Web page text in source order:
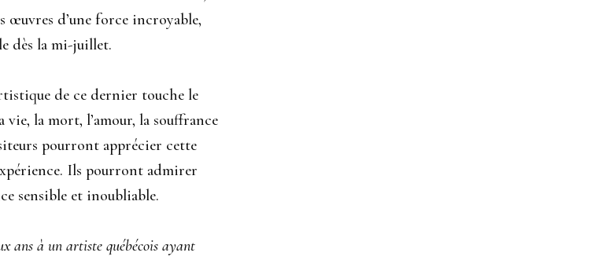
œuvres d’une force incroyable,
dès la mi-juillet.
de ce dernier touche le
vie, la mort, l’amour, la souffrance
pourront apprécier cette
Ils pourront admirer
sensible et inoubliable.
ans à un artiste québécois ayant